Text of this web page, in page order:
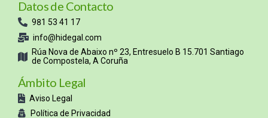
Datos de Contacto
981 53 41 17
info@hidegal.com
Rúa Nova de Abaixo nº 23, Entresuelo B 15.701 Santiago
de Compostela, A Coruña
Ámbito Legal
Aviso Legal
Política de Privacidad